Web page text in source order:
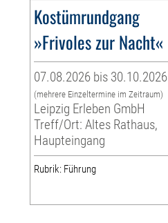
Kostümrundgang
»Frivoles zur Nacht«
07.08.2026 bis 30.10.2026
(mehrere Einzeltermine im Zeitraum)
Leipzig Erleben GmbH
Treff/Ort: Altes Rathaus,
Haupteingang
Rubrik: Führung